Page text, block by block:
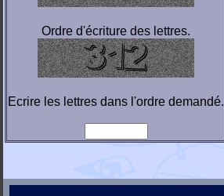
Ordre d'écriture des lettres.
Ecrire les lettres dans l'ordre demandé.